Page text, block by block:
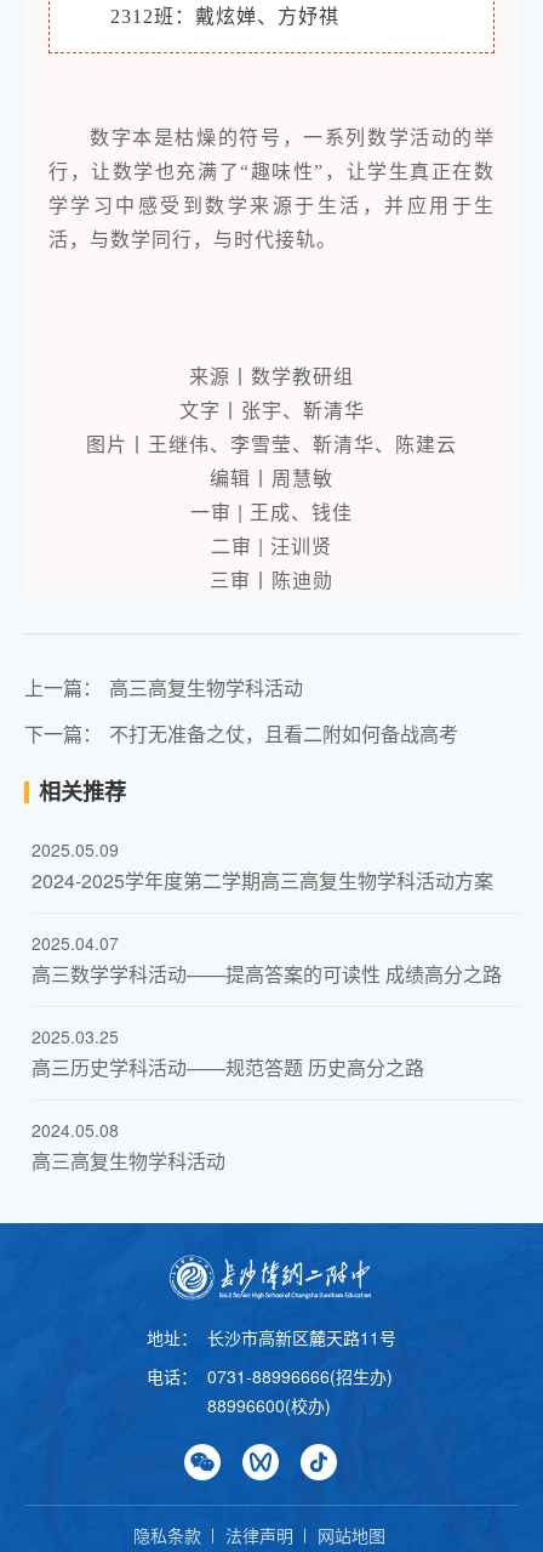
2312班：戴炫婵、方妤祺
数字本是枯燥的符号，一系列数学活动的举
行，让数学也充满了“趣味性”，让学生真正在数
学学习中感受到数学来源于生活，并应用于生
活，与数学同行，与时代接轨。
来源丨数学教研组
文字丨张宇、靳清华
图片丨王继伟、李雪莹、靳清华、陈建云
编辑丨周慧敏
一审 | 王成、钱佳
二审 | 汪训贤
三审丨陈迪勋
上一篇：
高三高复生物学科活动
下一篇：
不打无准备之仗，且看二附如何备战高考
相关推荐
2025.05.09
​2024-2025学年度第二学期高三高复生物学科活动方案
2025.04.07
高三数学学科活动——提高答案的可读性 成绩高分之路
2025.03.25
高三历史学科活动——规范答题 历史高分之路
2024.05.08
高三高复生物学科活动
地址：
长沙市高新区麓天路11号
电话：
0731-88996666(招生办)
88996600(校办)
隐私条款 法律声明 网站地图